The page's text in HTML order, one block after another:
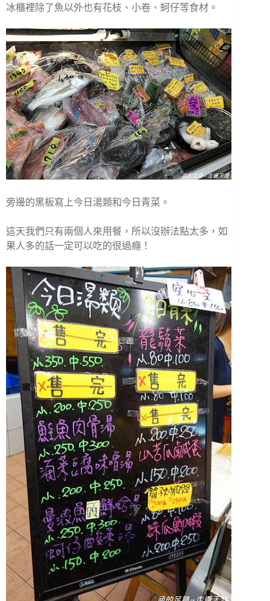
冰櫃裡除了魚以外也有花枝、小卷、蚵仔等食材。
旁邊的黑板寫上今日湯類和今日青菜。
這天我們只有兩個人來用餐，所以沒辦法點太多，如
果人多的話一定可以吃的很過癮！